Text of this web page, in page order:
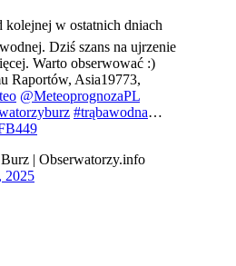
w ostatnich dniach
Dziś szans na ujrzenie
Warto obserwować :)
Raportów, Asia19773,
@MeteoprognozaPL
#trąbawodna…
| Obserwatorzy.info
2025